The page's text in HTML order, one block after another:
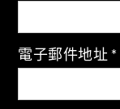
電子郵件地址 *